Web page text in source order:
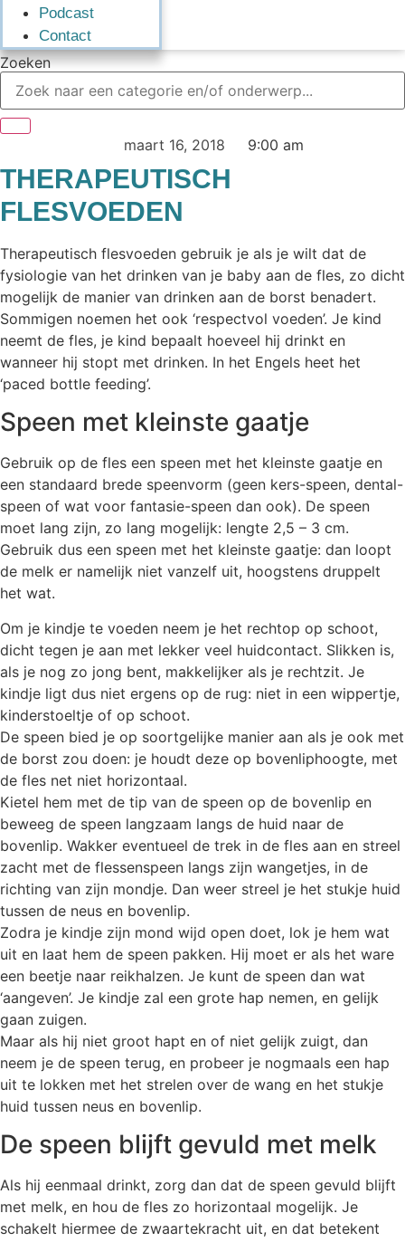
Podcast
Contact
Zoeken
maart 16, 2018 9:00 am
THERAPEUTISCH
FLESVOEDEN
Therapeutisch flesvoeden gebruik je als je wilt dat de
fysiologie van het drinken van je baby aan de fles, zo dicht
mogelijk de manier van drinken aan de borst benadert.
Sommigen noemen het ook ‘respectvol voeden’. Je kind
neemt de fles, je kind bepaalt hoeveel hij drinkt en
wanneer hij stopt met drinken. In het Engels heet het
‘paced bottle feeding’.
Speen met kleinste gaatje
Gebruik op de fles een speen met het kleinste gaatje en
een standaard brede speenvorm (geen kers-speen, dental-
speen of wat voor fantasie-speen dan ook). De speen
moet lang zijn, zo lang mogelijk: lengte 2,5 – 3 cm.
Gebruik dus een speen met het kleinste gaatje: dan loopt
de melk er namelijk niet vanzelf uit, hoogstens druppelt
het wat.
Om je kindje te voeden neem je het rechtop op schoot,
dicht tegen je aan met lekker veel huidcontact. Slikken is,
als je nog zo jong bent, makkelijker als je rechtzit. Je
kindje ligt dus niet ergens op de rug: niet in een wippertje,
kinderstoeltje of op schoot.
De speen bied je op soortgelijke manier aan als je ook met
de borst zou doen: je houdt deze op bovenliphoogte, met
de fles net niet horizontaal.
Kietel hem met de tip van de speen op de bovenlip en
beweeg de speen langzaam langs de huid naar de
bovenlip. Wakker eventueel de trek in de fles aan en streel
zacht met de flessenspeen langs zijn wangetjes, in de
richting van zijn mondje. Dan weer streel je het stukje huid
tussen de neus en bovenlip.
Zodra je kindje zijn mond wijd open doet, lok je hem wat
uit en laat hem de speen pakken. Hij moet er als het ware
een beetje naar reikhalzen. Je kunt de speen dan wat
‘aangeven’. Je kindje zal een grote hap nemen, en gelijk
gaan zuigen.
Maar als hij niet groot hapt en of niet gelijk zuigt, dan
neem je de speen terug, en probeer je nogmaals een hap
uit te lokken met het strelen over de wang en het stukje
huid tussen neus en bovenlip.
De speen blijft gevuld met melk
Als hij eenmaal drinkt, zorg dan dat de speen gevuld blijft
met melk, en hou de fles zo horizontaal mogelijk. Je
schakelt hiermee de zwaartekracht uit, en dat betekent